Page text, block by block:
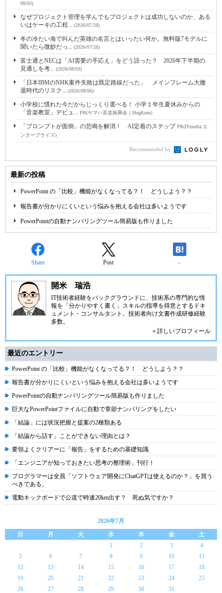
08/03)
なぜプロジェクト管理を学んでもプロジェクトは成功しないのか、ある
いはケーキの工程... (2026/07/28)
冬の冷たい海で叫んだ英雄の名言とはいったい何か。無料版7モデルに
聞いたら微妙だっ... (2026/07/28)
富士通とNECは「AI需要の手応え」をどう語った？ 2026年下半期の
見通しを考... (2026/08/03)
「日本IBMのNHK案件失敗は既定路線だった」 メインフレーム大撤
退時代のリスク... (2026/08/06)
小学校に慣れた今だからじっくり選べる！ 小学１年生夏休みからの
「音楽教室」デビュ... PR(ヤマハ音楽振興会｜HugKum)
「プロンプトが面倒」の悲鳴を解消！ AI定着のステップPR(ITmedia エ
ンタープライズ)
Recommended by
最新の投稿
PowerPoint の「比較」機能がなくなってる？！ どうしよう？？
報告書が分かりにくいという悩みを抱える会社は多いようです
PowerPointの自動ナンバリングツール簡易版も作りました
Share Post -
開米 瑞浩
IT技術者経験をバックグラウンドに、技術系の専門的な情
報を「分かりやすく書く」スキルの指導を得意とするドキ
ュメント・コンサルタント。技術者向け文書作成研修経験
多数。
» 詳しいプロフィール
最近のエントリー
PowerPoint の「比較」機能がなくなってる？！ どうしよう？？
報告書が分かりにくいという悩みを抱える会社は多いようです
PowerPointの自動ナンバリングツール簡易版も作りました
巨大なPowerPointファイルに自動で章節ナンバリングをしたい
「結論」には状況把握と提案の2種類ある
「結論から話す」ことができない理由とは？
要領よくクリアーに「報告」をするための基礎知識
「エンジニアが知っておきたい思考の整理術」刊行！
プログラマーは全員「ソフトウェア開発にChatGPTは使えるのか？」を買う
べきである。
電動キックボードで公道で時速20km出す？ 死ぬ気ですか？
2026年7月
日
月 火 水 木 金
土
1
2 3
4
5
6 7 8 9 10
11
12
13 14 15 16 17
18
19
20 21 22 23 24
25
26
27 28 29 30 31